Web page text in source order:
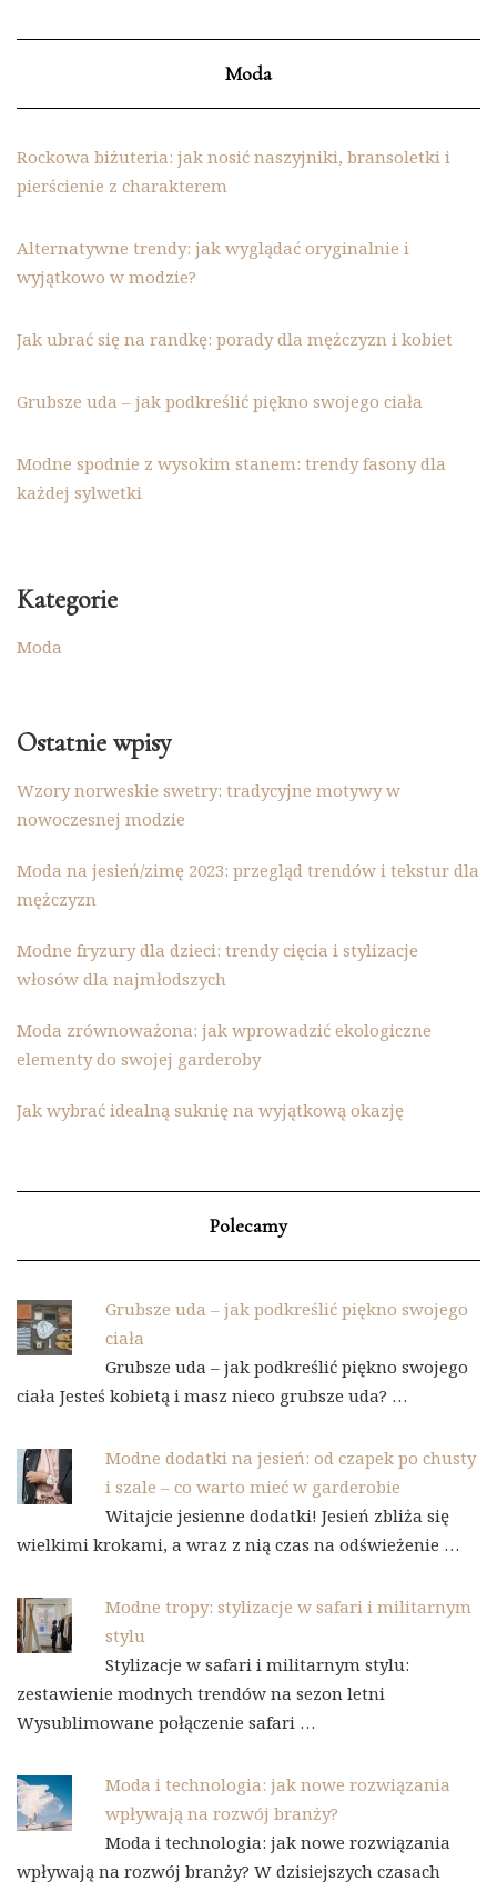
Moda
Rockowa biżuteria: jak nosić naszyjniki, bransoletki i
pierścienie z charakterem
Alternatywne trendy: jak wyglądać oryginalnie i
wyjątkowo w modzie?
Jak ubrać się na randkę: porady dla mężczyzn i kobiet
Grubsze uda – jak podkreślić piękno swojego ciała
Modne spodnie z wysokim stanem: trendy fasony dla
każdej sylwetki
Kategorie
Moda
Ostatnie wpisy
Wzory norweskie swetry: tradycyjne motywy w
nowoczesnej modzie
Moda na jesień/zimę 2023: przegląd trendów i tekstur dla
mężczyzn
Modne fryzury dla dzieci: trendy cięcia i stylizacje
włosów dla najmłodszych
Moda zrównoważona: jak wprowadzić ekologiczne
elementy do swojej garderoby
Jak wybrać idealną suknię na wyjątkową okazję
Polecamy
Grubsze uda – jak podkreślić piękno swojego
ciała
Grubsze uda – jak podkreślić piękno swojego
ciała Jesteś kobietą i masz nieco grubsze uda? …
Modne dodatki na jesień: od czapek po chusty
i szale – co warto mieć w garderobie
Witajcie jesienne dodatki! Jesień zbliża się
wielkimi krokami, a wraz z nią czas na odświeżenie …
Modne tropy: stylizacje w safari i militarnym
stylu
Stylizacje w safari i militarnym stylu:
zestawienie modnych trendów na sezon letni
Wysublimowane połączenie safari …
Moda i technologia: jak nowe rozwiązania
wpływają na rozwój branży?
Moda i technologia: jak nowe rozwiązania
wpływają na rozwój branży? W dzisiejszych czasach